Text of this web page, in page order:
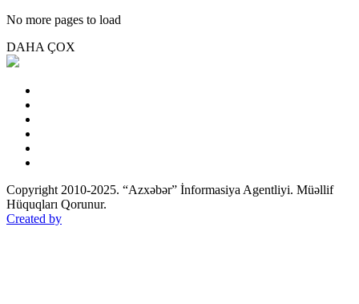
No more pages to load
DAHA ÇOX
Copyright 2010-2025. “Azxəbər” İnformasiya Agentliyi. Müəllif
Hüquqları Qorunur.
Created by